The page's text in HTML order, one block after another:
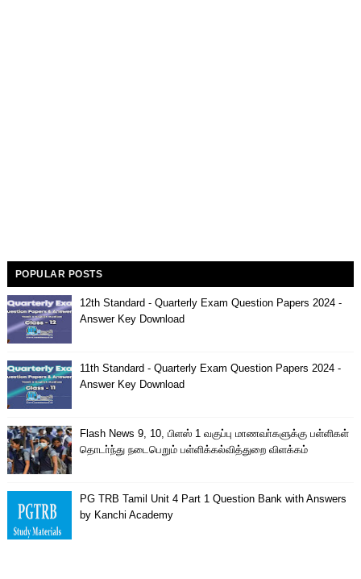
POPULAR POSTS
12th Standard - Quarterly Exam Question Papers 2024 -
Answer Key Download
11th Standard - Quarterly Exam Question Papers 2024 -
Answer Key Download
Flash News 9, 10, பிளஸ் 1 வகுப்பு மாணவா்களுக்கு பள்ளிகள்
தொடா்ந்து நடைபெறும் பள்ளிக்கல்வித்துறை விளக்கம்
PG TRB Tamil Unit 4 Part 1 Question Bank with Answers
by Kanchi Academy